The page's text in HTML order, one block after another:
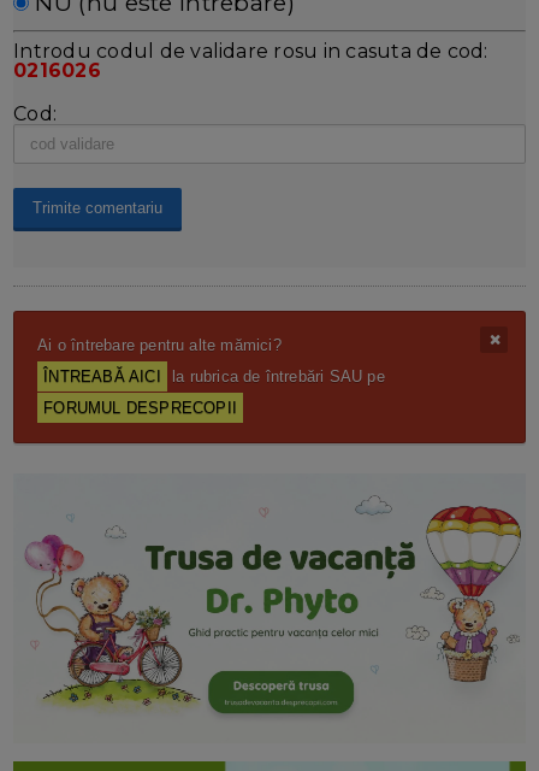
Introdu codul de validare rosu in casuta de cod:
0216026
Cod:
Ai o întrebare pentru alte mămici?
ÎNTREABĂ AICI
la rubrica de întrebări SAU pe
FORUMUL DESPRECOPII